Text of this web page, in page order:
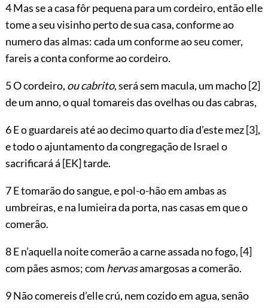
4 Mas se a casa fôr pequena para um cordeiro, então elle
tome a seu visinho perto de sua casa, conforme ao
numero das almas: cada um conforme ao seu comer,
fareis a conta conforme ao cordeiro.
5 O cordeiro, ou cabrito, será sem macula, um macho[2]
de um anno, o qual tomareis das ovelhas ou das cabras,
6 E o guardareis até ao decimo quarto dia d’este mez[3],
e todo o ajuntamento da congregação de Israel o
sacrificará á [EK]tarde.
7 E tomarão do sangue, e pol-o-hão em ambas as
umbreiras, e na lumieira da porta, nas casas em que o
comerão.
8 E n’aquella noite comerão a carne assada no fogo, [4]
com pães asmos; com hervasamargosas a comerão.
9 Não comereis d’elle crú, nem cozido em agua, senão